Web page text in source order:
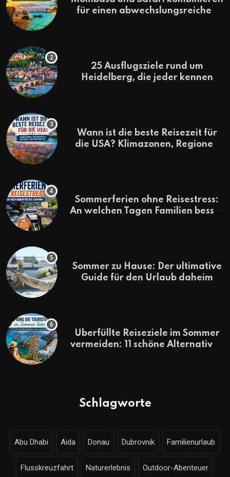
für einen abwechslungsreichen
25 Ausflugsziele rund um
Heidelberg, die jeder kennen
Wann ist die beste Reisezeit für
die USA? Klimazonen, Regionen
Sommerferien ohne Reisestress:
An welchen Tagen Familien besser
Sommer zu Hause: Der ultimative
Guide für den Urlaub daheim
Überfüllte Reiseziele im Sommer
vermeiden: 11 schöne Alternativen
Schlagworte
Abu Dhabi Aida Donau Dubrovnik Familienurlaub
Flusskreuzfahrt Naturerlebnis Outdoor-Abenteuer